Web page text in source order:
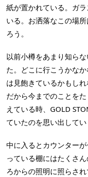
紙が置かれている。ガ
いる。お洒落なこの場
ろう。
以前小樽をあまり知ら
た。どこに行こうかな
は見飽きているかもし
だから今までのことを
えている時、GOLD
ていたのを思い出してい
中に入るとカウンター
っている棚にはたくさ
ろからの照明に照らさ